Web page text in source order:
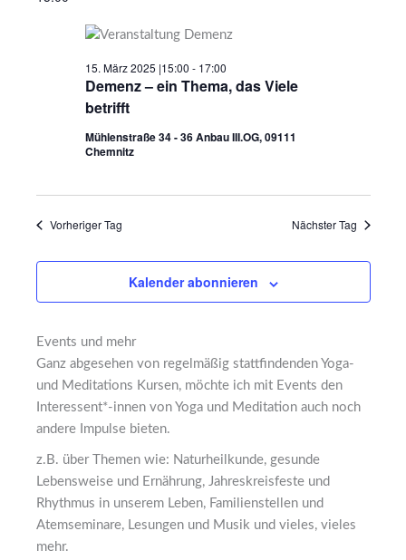
wählen.
Demenz – ein Thema, das Viele
betrifft
15. März 2025 |15:00 - 17:00
Mühlenstraße 34 - 36 Anbau III.OG, 09111
Chemnitz
Vorheriger Tag Nächster Tag
Kalender abonnieren
Events und mehr
Ganz abgesehen von regelmäßig stattfindenden Yoga-
und Meditations Kursen, möchte ich mit Events den
Interessent*-innen von Yoga und Meditation auch noch
andere Impulse bieten.
z.B. über Themen wie: Naturheilkunde, gesunde
Lebensweise und Ernährung, Jahreskreisfeste und
Rhythmus in unserem Leben, Familienstellen und
Atemseminare, Lesungen und Musik und vieles, vieles
mehr.